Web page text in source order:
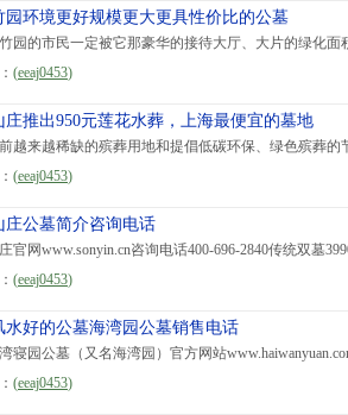
园环境更好规模更大更具性价比的公墓
园的市民一定被它那豪华的接待大厅、大片的绿化
(eeaj0453)
庄推出950元莲花水葬，上海最便宜的墓地
越来越稀缺的殡葬用地和提倡低碳环保、绿色殡葬
(eeaj0453)
庄公墓简介咨询电话
官网www.sonyin.cn咨询电话400-696-2840传统双墓
(eeaj0453)
水好的公墓海湾园公墓销售电话
寝园公墓（又名海湾园）官方网站
(eeaj0453)